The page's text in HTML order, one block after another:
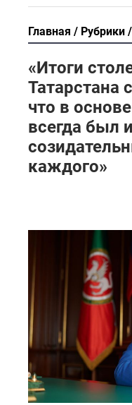
Главная Рубрики
«Итоги
Татарстана
что в
всегда был
каждого»